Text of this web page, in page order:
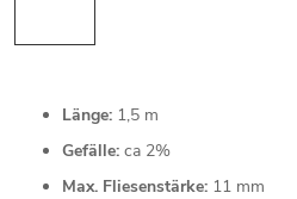
Länge: 1,5 m
Gefälle: ca 2%
Max. Fliesenstärke: 11 mm